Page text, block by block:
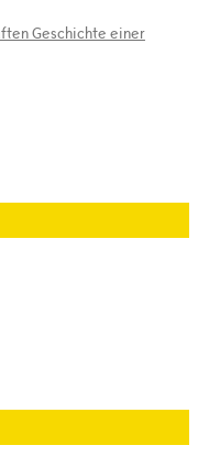
Geschichte einer